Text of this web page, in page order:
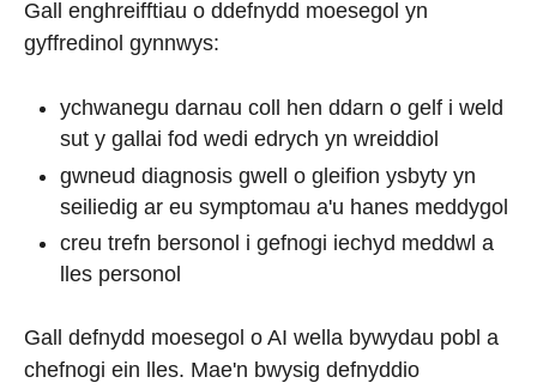
Gall enghreifftiau o ddefnydd moesegol yn
gyffredinol gynnwys:
ychwanegu darnau coll hen ddarn o gelf i weld
sut y gallai fod wedi edrych yn wreiddiol
gwneud diagnosis gwell o gleifion ysbyty yn
seiliedig ar eu symptomau a'u hanes meddygol
creu trefn bersonol i gefnogi iechyd meddwl a
lles personol
Gall defnydd moesegol o AI wella bywydau pobl a
chefnogi ein lles. Mae'n bwysig defnyddio